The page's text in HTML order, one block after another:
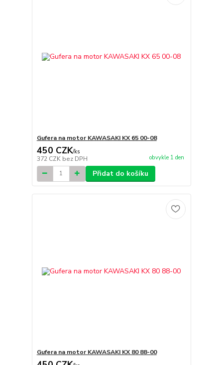
Gufera na motor KAWASAKI KX 65 00-08
450 CZK/ks
372 CZK bez DPH obvykle 1 den
Přidat do košíku
Gufera na motor KAWASAKI KX 80 88-00